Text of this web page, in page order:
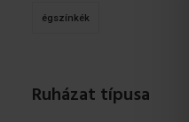
égszínkék
Ruházat típusa